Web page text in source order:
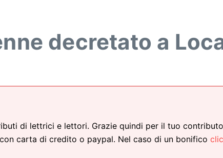
decretato a
di lettrici e lettori. Grazie quindi per il tuo
carta di credito o paypal. Nel caso di un bonifico